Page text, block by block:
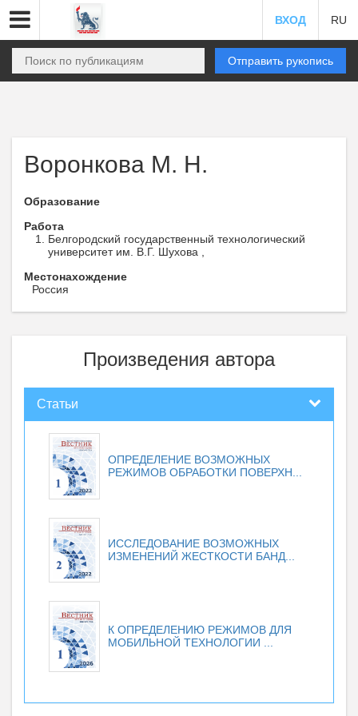
ВХОД RU
Отправить рукопись
Воронкова М. Н.
Образование
Работа
Белгородский государственный технологический
университет им. В.Г. Шухова ,
Местонахождение
Россия
Произведения автора
Статьи
ОПРЕДЕЛЕНИЕ ВОЗМОЖНЫХ
РЕЖИМОВ ОБРАБОТКИ ПОВЕРХН...
ИССЛЕДОВАНИЕ ВОЗМОЖНЫХ
ИЗМЕНЕНИЙ ЖЕСТКОСТИ БАНД...
К ОПРЕДЕЛЕНИЮ РЕЖИМОВ ДЛЯ
МОБИЛЬНОЙ ТЕХНОЛОГИИ ...